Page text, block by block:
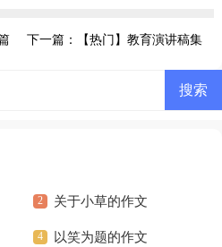
下一篇： 【热门】教育演讲稿集
锦8篇
关于小草的作文
以笑为题的作文